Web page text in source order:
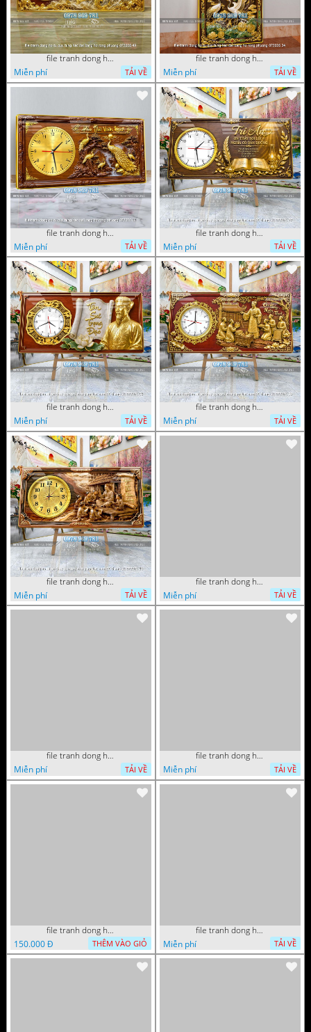
file tranh dong ho tu quy tung hac dai bang ho rong phuong 072026 49
Miễn phí
TẢI VỀ
file tranh dong ho tu quy tung hac dai bang ho rong phuong 072026 34
Miễn phí
TẢI VỀ
file tranh dong ho tu quy tung hac dai bang ho rong phuong 072026 11
Miễn phí
TẢI VỀ
file tranh dong ho tri an thay co ngay nha giao viet nam 20 thang 11 072026 77
Miễn phí
TẢI VỀ
file tranh dong ho tri an thay co ngay nha giao viet nam 20 thang 11 072026 54
Miễn phí
TẢI VỀ
file tranh dong ho tri an thay co ngay nha giao viet nam 20 thang 11 072026 39
Miễn phí
TẢI VỀ
file tranh dong ho tri an thay co ngay nha giao viet nam 20 thang 11 072026 16
Miễn phí
TẢI VỀ
file tranh dong ho tri an thay co ngay nha giao viet nam 20 thang 11 072026 01
Miễn phí
TẢI VỀ
file tranh dong ho thuan buom xuoi gio phong thuy 072026 27
Miễn phí
TẢI VỀ
file tranh dong ho thuan buom xuoi gio phong thuy 072026 12
Miễn phí
TẢI VỀ
file tranh dong ho thu phap tri an cong on cha me to tien gia dinh 072026 09
150.000 Đ
THÊM VÀO GIỎ
file tranh dong ho tai loc tet cay kim tien phuc loc tho than tai di lac 072026 93
Miễn phí
TẢI VỀ